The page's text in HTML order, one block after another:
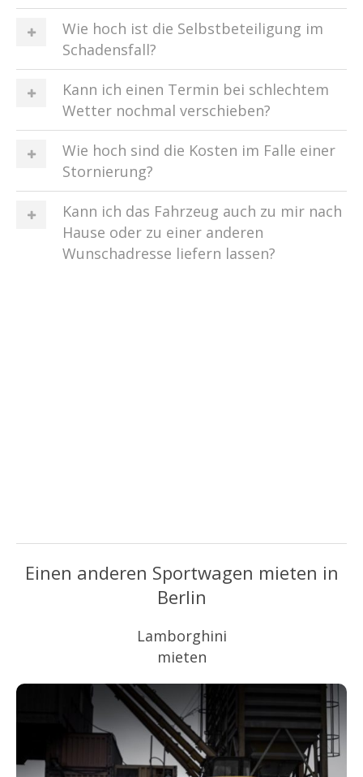
Wie hoch ist die Selbstbeteiligung im
Schadensfall?
Kann ich einen Termin bei schlechtem
Wetter nochmal verschieben?
Wie hoch sind die Kosten im Falle einer
Stornierung?
Kann ich das Fahrzeug auch zu mir nach
Hause oder zu einer anderen
Wunschadresse liefern lassen?
Einen anderen Sportwagen mieten in
Berlin
Lamborghini
mieten